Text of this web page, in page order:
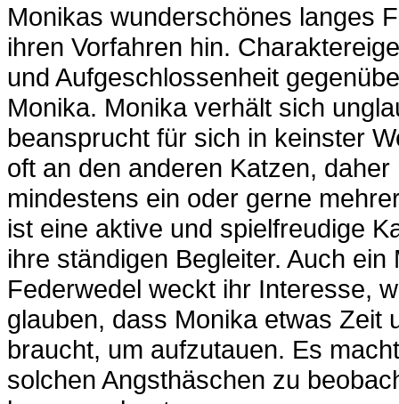
Monikas wunderschönes langes
ihren Vorfahren hin.
und Aufgeschlossenheit
Monika. Monika verhält sich
beansprucht für sich in keinster
oft an den anderen Katzen,
mindestens ein oder gerne
ist eine aktive und spielfreudige
ihre ständigen Begleiter. Auch
Federwedel weckt ihr Interesse,
glauben, dass Monika etwas Zeit
braucht, um aufzutauen. Es
solchen Angsthäschen zu